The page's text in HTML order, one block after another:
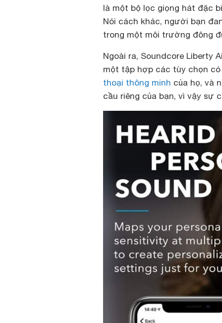
là một bộ lọc giọng hát đặc
Nói cách khác, người bạn
trong một môi trường đông
Ngoài ra, Soundcore Liberty
một tập hợp các tùy chọn
thoại thông minh của họ, và
cầu riêng của bạn, vì vậy sự